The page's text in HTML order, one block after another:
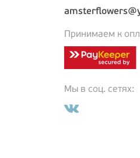
Принимаем к
Мы в соц. сетях: